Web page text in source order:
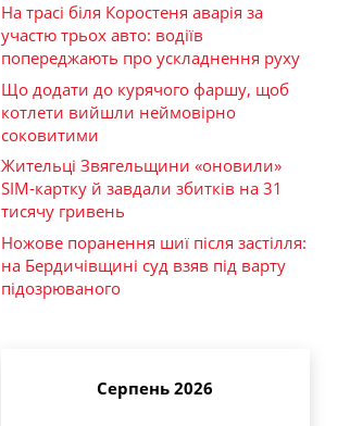
На трасі біля Коростеня аварія за
участю трьох авто: водіїв
попереджають про ускладнення руху
Що додати до курячого фаршу, щоб
котлети вийшли неймовірно
соковитими
Жительці Звягельщини «оновили»
SIM-картку й завдали збитків на 31
тисячу гривень
Ножове поранення шиї після застілля:
на Бердичівщині суд взяв під варту
підозрюваного
Серпень 2026